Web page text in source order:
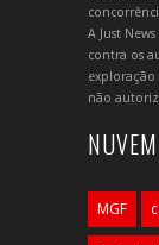
A Just
contra os
não
MGF